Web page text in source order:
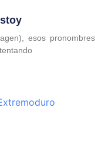
esos pronombres